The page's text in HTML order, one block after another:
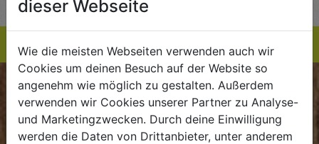
BIOKISTE
Kundenservice
dieser Webseite
Wie die meisten Webseiten verwenden auch wir
Cookies um deinen Besuch auf der Website so
angenehm wie möglich zu gestalten. Außerdem
verwenden wir Cookies unserer Partner zu Analyse-
und Marketingzwecken. Durch deine Einwilligung
werden die Daten von Drittanbieter, unter anderem